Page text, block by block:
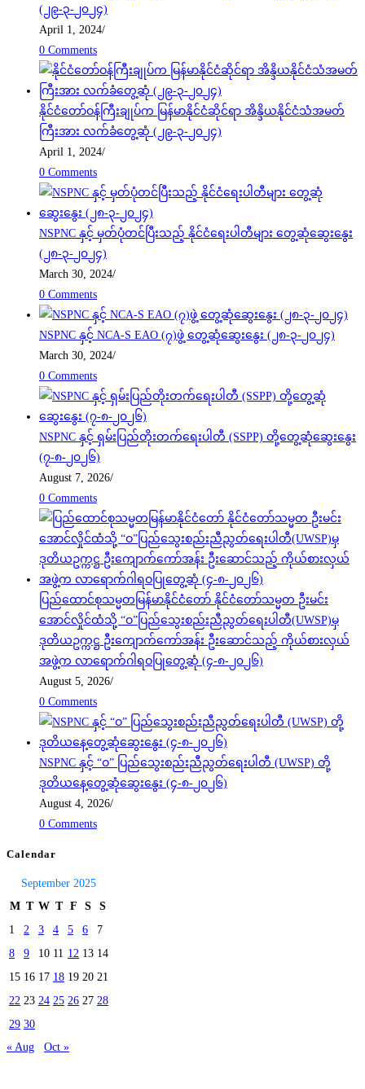
(၂၉-၃-၂၀၂၄)
April 1, 2024/
0 Comments
နိုင်ငံတော်ဝန်ကြီးချုပ်က မြန်မာနိုင်ငံဆိုင်ရာ အိန္ဒိယနိုင်ငံသံအမတ်
ကြီးအား လက်ခံတွေ့ဆုံ (၂၉-၃-၂၀၂၄)
April 1, 2024/
0 Comments
NSPNC နှင့် မှတ်ပုံတင်ပြီးသည့် နိုင်ငံရေးပါတီများ တွေ့ဆုံဆွေးနွေး
(၂၈-၃-၂၀၂၄)
March 30, 2024/
0 Comments
NSPNC နှင့် NCA-S EAO (၇)ဖွဲ့ တွေ့ဆုံဆွေးနွေး (၂၈-၃-၂၀၂၄)
March 30, 2024/
0 Comments
NSPNC နှင့် ရှမ်းပြည်တိုးတက်ရေးပါတီ (SSPP) တို့တွေ့ဆုံဆွေးနွေး
(၇-၈-၂၀၂၆)
August 7, 2026/
0 Comments
ပြည်ထောင်စုသမ္မတမြန်မာနိုင်ငံတော် နိုင်ငံတော်သမ္မတ ဦးမင်း
အောင်လှိုင်ထံသို့ “ဝ”ပြည်သွေးစည်းညီညွတ်ရေးပါတီ(UWSP)မှ
ဒုတိယဥက္ကဋ္ဌ ဦးကျောက်ကော်အန်း ဦးဆောင်သည့် ကိုယ်စားလှယ်
အဖွဲ့က လာရောက်ဂါရဝပြုတွေ့ဆုံ (၄-၈-၂၀၂၆)
August 5, 2026/
0 Comments
NSPNC နှင့် “ဝ” ပြည်သွေးစည်းညီညွတ်ရေးပါတီ (UWSP) တို့
ဒုတိယနေ့တွေ့ဆုံဆွေးနွေး (၄-၈-၂၀၂၆)
August 4, 2026/
0 Comments
Calendar
September 2025
M T W T F S
S
1
2 3 4 5 6
7
8
9 10 11 12 13 14
15 16 17 18 19 20 21
22 23 24 25 26 27 28
29 30
« Aug
Oct »